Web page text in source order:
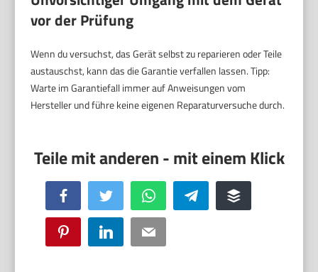
vor der Prüfung
Wenn du versuchst, das Gerät selbst zu reparieren oder Teile
austauschst, kann das die Garantie verfallen lassen. Tipp:
Warte im Garantiefall immer auf Anweisungen vom
Hersteller und führe keine eigenen Reparaturversuche durch.
Facebook Twitter WhatsApp Telegram Buffer
Pinterest LinkedIn Email